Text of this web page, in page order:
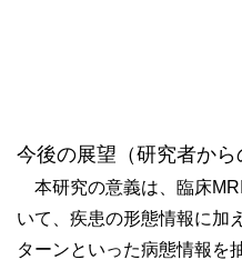
今後の展望（研究者から
本研究の意義は、臨床
いて、疾患の形態情報に加
ターンといった病態情報を